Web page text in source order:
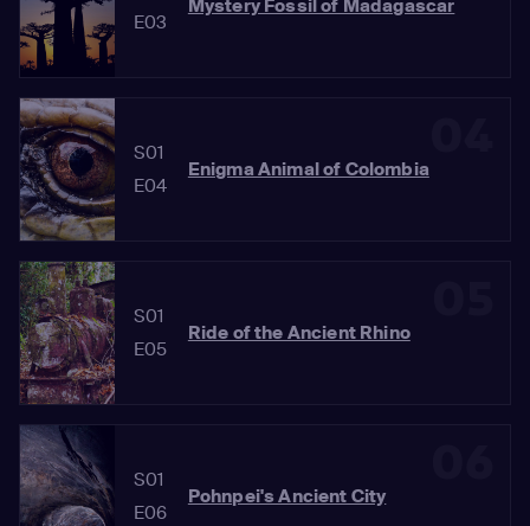
E03
Mystery Fossil of Madagascar
S01
E04
Enigma Animal of Colombia
S01
E05
Ride of the Ancient Rhino
S01
E06
Pohnpei's Ancient City